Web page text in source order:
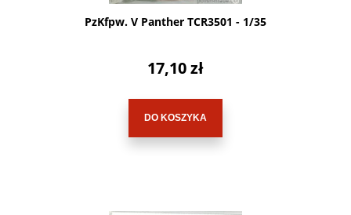
PzKfpw. V Panther TCR3501 - 1/35
17,10 zł
DO KOSZYKA